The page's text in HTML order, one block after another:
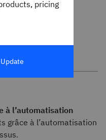
à l’automatisation
grâce à l’automatisation
pricing
Update